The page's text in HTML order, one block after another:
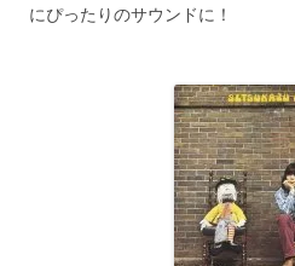
にぴったりのサウンドに！